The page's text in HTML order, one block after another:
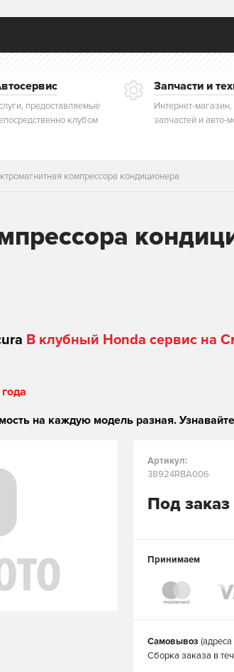
предоставляемые
клубом
Запчасти и
Интернет-
запчастей и авто-
компрессора кондиционера
В клубный Honda сервис на
на каждую модель разная.
Артикул:
38924RBA006
Под заказ
Принимаем
Самовывоз
Сборка заказа в